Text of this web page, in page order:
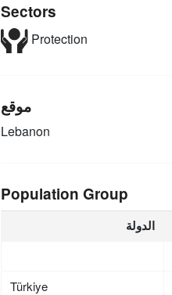
Sectors
Protection
موقع
Lebanon
Population Group
الدولة
Türkiye